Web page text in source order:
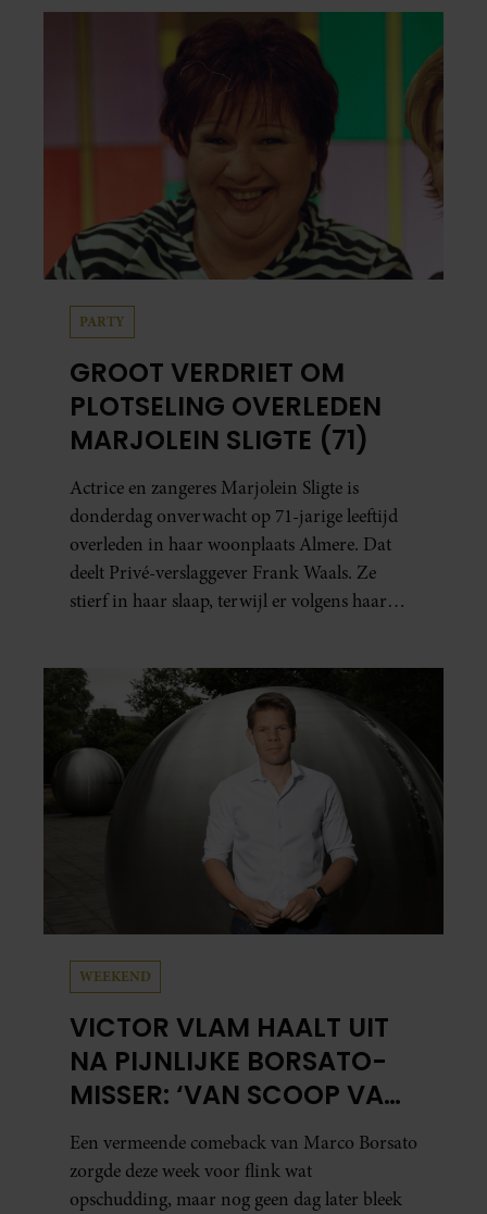
PARTY
GROOT VERDRIET OM
PLOTSELING OVERLEDEN
MARJOLEIN SLIGTE (71)
Actrice en zangeres Marjolein Sligte is
donderdag onverwacht op 71-jarige leeftijd
overleden in haar woonplaats Almere. Dat
deelt Privé-verslaggever Frank Waals. Ze
stierf in haar slaap, terwijl er volgens haar
WEEKEND
VICTOR VLAM HAALT UIT
NA PIJNLIJKE BORSATO-
MISSER: ‘VAN SCOOP VAN
HET JAAR NAAR ZEPERD
VAN HET JAAR’
Een vermeende comeback van Marco Borsato
zorgde deze week voor flink wat
opschudding, maar nog geen dag later bleek